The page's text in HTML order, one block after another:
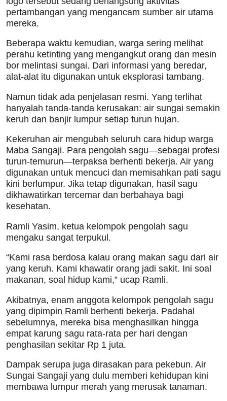
pertambangan yang mengancam sumber air utama
mereka.
Beberapa waktu kemudian, warga sering melihat
perahu ketinting yang mengangkut orang dan mesin
bor melintasi sungai. Dari informasi yang beredar,
alat-alat itu digunakan untuk eksplorasi tambang.
Namun tidak ada penjelasan resmi. Yang terlihat
hanyalah tanda-tanda kerusakan: air sungai semakin
keruh dan banjir lumpur setiap turun hujan.
Kekeruhan air mengubah seluruh cara hidup warga
Maba Sangaji. Para pengolah sagu—sebagai profesi
turun-temurun—terpaksa berhenti bekerja. Air yang
digunakan untuk mencuci dan memisahkan pati sagu
kini berlumpur. Jika tetap digunakan, hasil sagu
dikhawatirkan tercemar dan berbahaya bagi
kesehatan.
Ramli Yasim, ketua kelompok pengolah sagu
mengaku sangat terpukul.
“Kami rasa berdosa kalau orang makan sagu dari air
yang keruh. Kami khawatir orang jadi sakit. Ini soal
makanan, soal hidup kami,” ucap Ramli.
Akibatnya, enam anggota kelompok pengolah sagu
yang dipimpin Ramli berhenti bekerja. Padahal
sebelumnya, mereka bisa menghasilkan hingga
empat karung sagu rata-rata per hari dengan
penghasilan sekitar Rp 1 juta.
Dampak serupa juga dirasakan para pekebun. Air
Sungai Sangaji yang dulu memberi kehidupan kini
membawa lumpur merah yang merusak tanaman.